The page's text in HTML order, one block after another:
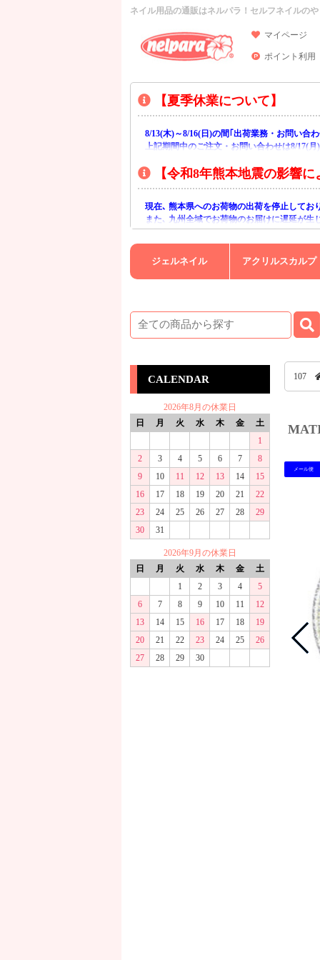
ネイル用品の通販はネルパラ！セルフネイルの
マイページ
ポイント利用
【夏季休業について】
8/13(木)～8/16(日)の間｢出荷業務・お問い合
上記期間中のご注文・お問い合わせは8/17(
【令和8年熊本地震の影響に
現在､ 熊本県へのお荷物の出荷を停止してお
また､ 九州全域でお荷物のお届けに遅延が生
ご不便をおかけいたしますが､ 何卒ご理解賜
ジェルネイル アクリルスカルプ
CALENDAR
2026年8月の休業日
日
月 火 水 木 金
土
1
2
3 4 5 6 7
8
9
10 11 12 13 14
15
16
17 18 19 20 21
22
23
24 25 26 27 28
29
30
31
2026年9月の休業日
日
月 火 水 木 金
土
1
2 3 4
5
6
7 8 9 10 11
12
13
14 15 16 17 18
19
20
21 22 23 24 25
26
27
28 29 30
107
メール便